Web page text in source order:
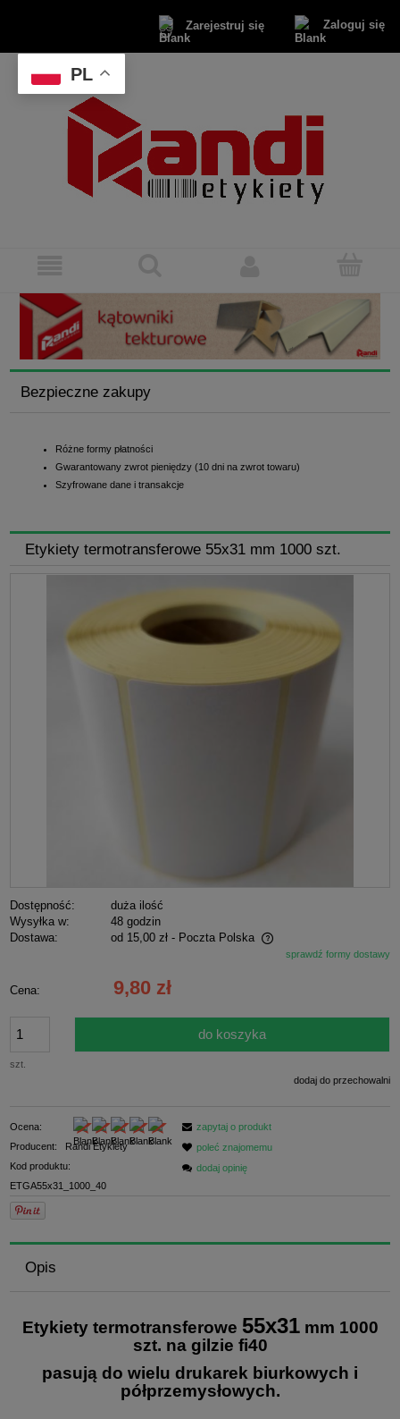
Zarejestruj się Zaloguj się
Bezpieczne zakupy
Różne formy płatności
Gwarantowany zwrot pieniędzy (10 dni na zwrot towaru)
Szyfrowane dane i transakcje
Etykiety termotransferowe 55x31 mm 1000 szt.
Dostępność:
duża ilość
Wysyłka w:
48 godzin
Dostawa:
od 15,00 zł - Poczta Polska
Cena nie zawiera ewentualnych kosztów płatnościsprawdź formy dostawy
Cena: 9,80 zł
szt.
do koszyka
dodaj do przechowalni
Ocena:
Producent:
Randi Etykiety
Kod produktu:
ETGA55x31_1000_40
zapytaj o produkt
poleć znajomemu
dodaj opinię
Opis
Etykiety termotransferowe 55x31mm 1000
szt. na gilzie fi40
pasują do wielu drukarek biurkowych i
półprzemysłowych.
PL